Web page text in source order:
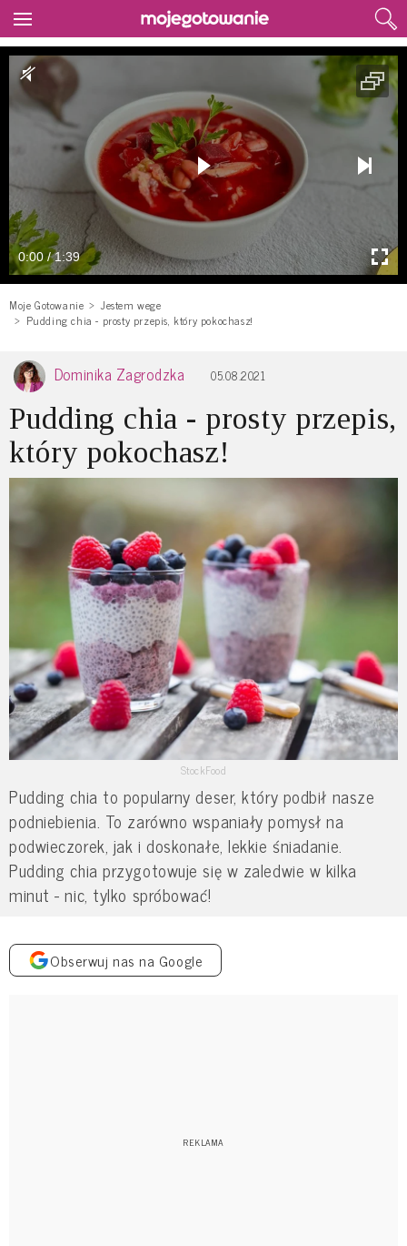
0:00 / 1:39
Moje Gotowanie
Jestem wege
Pudding chia - prosty przepis, który pokochasz!
Dominika Zagrodzka 05.08.2021
Pudding chia - prosty przepis,
który pokochasz!
StockFood
Pudding chia to popularny deser, który podbił nasze
podniebienia. To zarówno wspaniały pomysł na
podwieczorek, jak i doskonałe, lekkie śniadanie.
Pudding chia przygotowuje się w zaledwie w kilka
minut - nic, tylko spróbować!
Obserwuj nas na Google